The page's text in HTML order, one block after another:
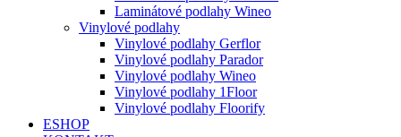
Laminátové podlahy Wineo
Vinylové podlahy
Vinylové podlahy Gerflor
Vinylové podlahy Parador
Vinylové podlahy Wineo
Vinylové podlahy 1Floor
Vinylové podlahy Floorify
ESHOP